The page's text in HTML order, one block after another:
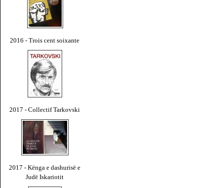
2016 - Trois cent soixante
2017 - Collectif Tarkovski
2017 - Kënga e dashurisë e
Judë Iskariotit